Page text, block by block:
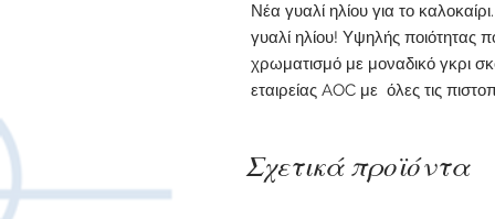
Νέα γυαλί ηλίου για το
γυαλί ηλίου! Υψηλής ποιότητας
χρωματισμό με μοναδικό γκρι
εταιρείας AOC με όλες τις
Σχετικά προϊόντα